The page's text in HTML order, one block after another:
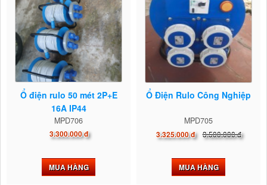
Ổ điện rulo 50 mét 2P+E
16A IP44
MPD706
3.300.000 đ
MUA HÀNG
Ổ Điện Rulo Công Nghiệp
MPD705
3.325.000 đ 3.500.000 đ
MUA HÀNG